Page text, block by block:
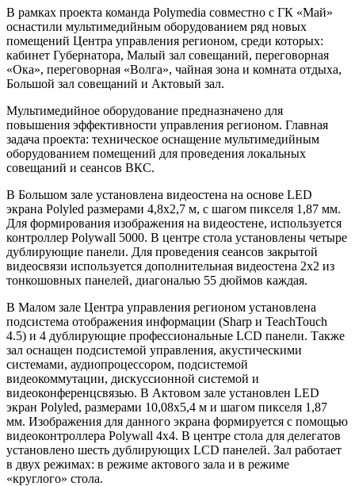
В рамках проекта команда Polymedia совместно с ГК «Май»
оснастили мультимедийным оборудованием ряд новых
помещений Центра управления регионом, среди которых:
кабинет Губернатора, Малый зал совещаний, переговорная
«Ока», переговорная «Волга», чайная зона и комната отдыха,
Большой зал совещаний и Актовый зал.
Мультимедийное оборудование предназначено для
повышения эффективности управления регионом. Главная
задача проекта: техническое оснащение мультимедийным
оборудованием помещений для проведения локальных
совещаний и сеансов ВКС.
В Большом зале установлена видеостена на основе LED
экрана Polyled размерами 4,8x2,7 м, с шагом пикселя 1,87 мм.
Для формирования изображения на видеостене, используется
контроллер Polywall 5000. В центре стола установлены четыре
дублирующие панели. Для проведения сеансов закрытой
видеосвязи используется дополнительная видеостена 2х2 из
тонкошовных панелей, диагональю 55 дюймов каждая.
В Малом зале Центра управления регионом установлена
подсистема отображения информации (Sharp и TeachTouch
4.5) и 4 дублирующие профессиональные LCD панели. Также
зал оснащен подсистемой управления, акустическими
системами, аудиопроцессором, подсистемой
видеокоммутации, дискуссионной системой и
видеоконференцсвязью. В Актовом зале установлен LED
экран Polyled, размерами 10,08х5,4 м и шагом пикселя 1,87
мм. Изображения для данного экрана формируется с помощью
видеоконтроллера Polywall 4x4. В центре стола для делегатов
установлено шесть дублирующих LCD панелей. Зал работает
в двух режимах: в режиме актового зала и в режиме
«круглого» стола.